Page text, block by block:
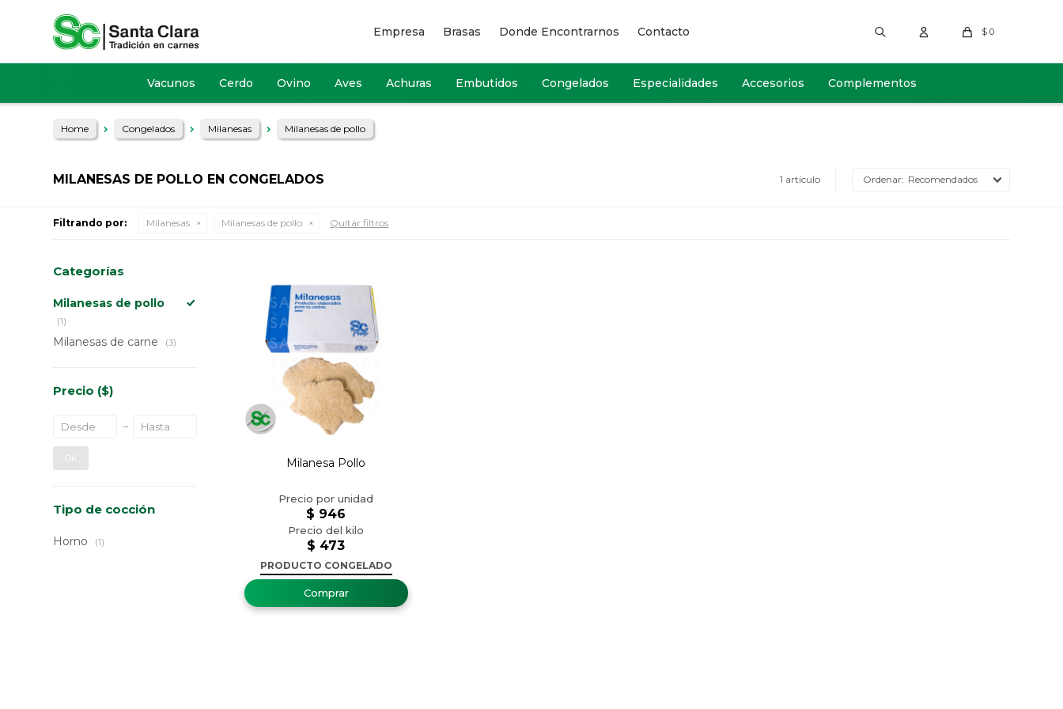
Vacunos Cerdo Ovino Aves Achuras Embutidos Congelados Especialidades Accesorios Complementos
$ 0
Empresa Brasas Donde Encontrarnos Contacto
Home Congelados Milanesas Milanesas de pollo
MILANESAS DE POLLO EN CONGELADOS 1 artículo Recomendados
Filtrando por: Milanesas Milanesas de pollo Quitar filtros
Milanesa Pollo
$ 473
$ 946
PRODUCTO CONGELADO
Categorías
Milanesas de pollo
(1)
Milanesas de carne (3)
Precio ($)
OK
Tipo de cocción
Horno (1)